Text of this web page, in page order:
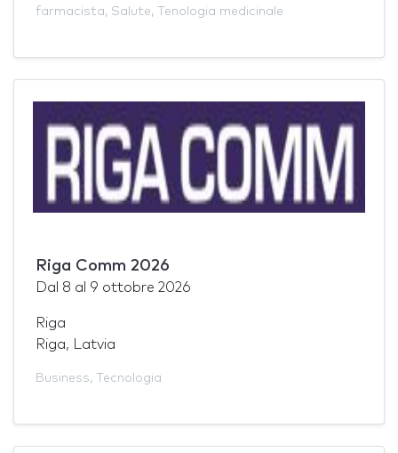
farmacista, Salute, Tenologia medicinale
Riga Comm 2026
Dal 8 al 9 ottobre 2026
Riga
Riga, Latvia
Business, Tecnologia